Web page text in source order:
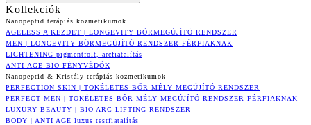
Kollekciók
Nanopeptid terápiás kozmetikumok
AGELESS A KEZDET | LONGEVITY BŐRMEGÚJÍTÓ RENDSZER
MEN | LONGEVITY BŐRMEGÚJÍTÓ RENDSZER FÉRFIAKNAK
LIGHTENING pigmentfolt, arcfiatalítás
ANTI-AGE BIO FÉNYVÉDŐK
Nanopeptid & Kristály terápiás kozmetikumok
PERFECTION SKIN | TÖKÉLETES BŐR MÉLY MEGÚJÍTÓ RENDSZER
PERFECT MEN | TÖKÉLETES BŐR MÉLY MEGÚJÍTÓ RENDSZER FÉRFIAKNAK
LUXURY BEAUTY | BIO ARC LIFTING RENDSZER
BODY | ANTI AGE luxus testfiatalítás